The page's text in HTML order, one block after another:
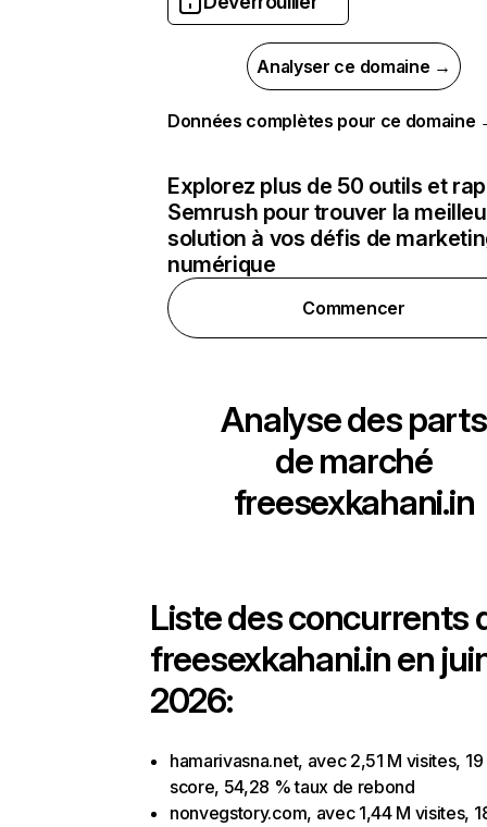
Analyser ce domaine →
Données complètes pour ce domaine
Explorez plus de 50 outils et
Semrush pour trouver la
solution à vos défis de
numérique
Commencer
Analyse des parts
de marché
freesexkahani.in
Liste des concurrents
freesexkahani.in en
2026:
hamarivasna.net, avec 2,51 M visites,
score, 54,28 % taux de rebond
nonvegstory.com, avec 1,44 M visites,